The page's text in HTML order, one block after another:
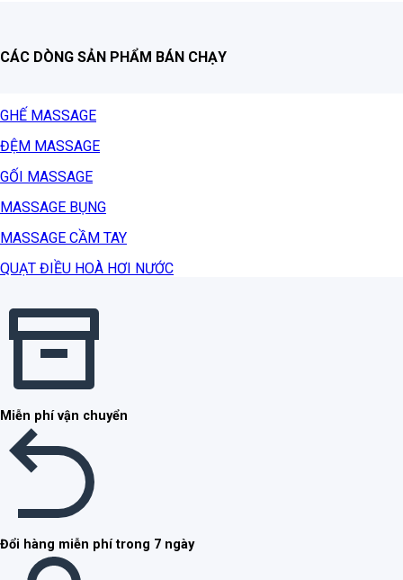
CÁC DÒNG SẢN PHẨM BÁN CHẠY
GHẾ MASSAGE
ĐỆM MASSAGE
GỐI MASSAGE
MASSAGE BỤNG
MASSAGE CẦM TAY
QUẠT ĐIỀU HOÀ HƠI NƯỚC
Miễn phí vận chuyển
Đổi hàng miễn phí trong 7 ngày